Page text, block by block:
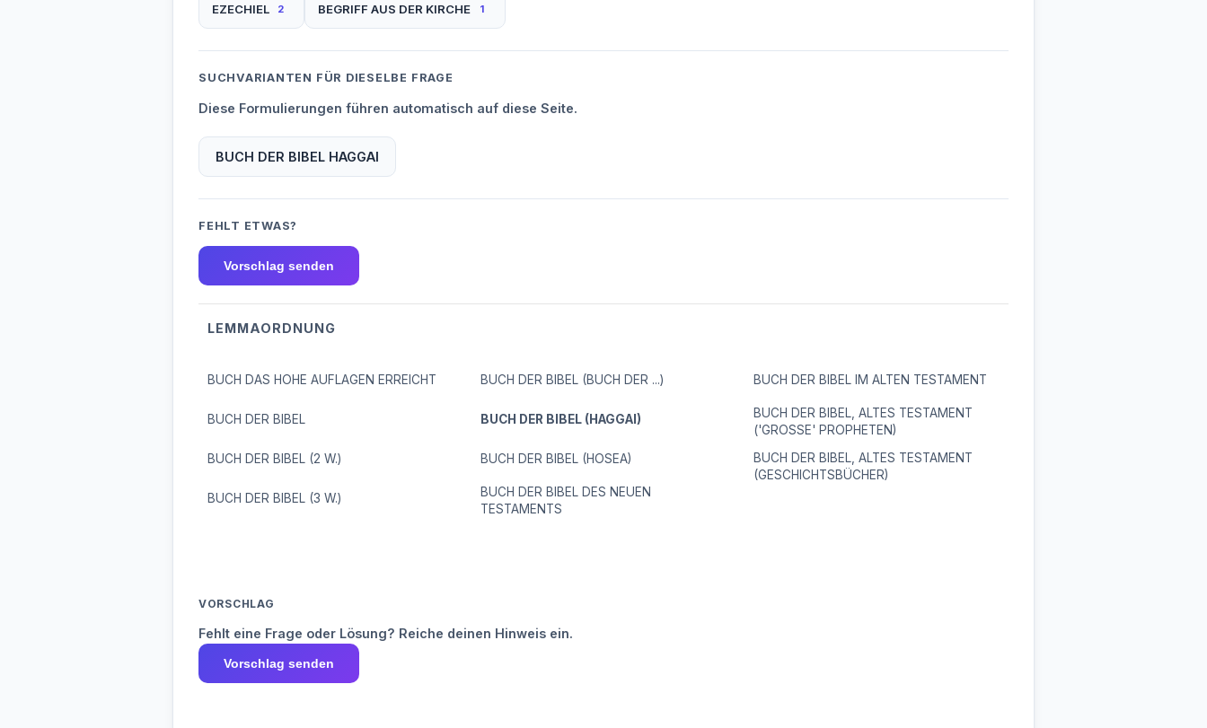
EZECHIEL 2 BEGRIFF AUS DER KIRCHE 1
SUCHVARIANTEN FÜR DIESELBE FRAGE
Diese Formulierungen führen automatisch auf diese Seite.
BUCH DER BIBEL HAGGAI
FEHLT ETWAS?
Vorschlag senden
LEMMAORDNUNG
BUCH DAS HOHE AUFLAGEN ERREICHT
BUCH DER BIBEL
BUCH DER BIBEL (2 W.)
BUCH DER BIBEL (3 W.)
BUCH DER BIBEL (BUCH DER ...)
BUCH DER BIBEL (HAGGAI)
BUCH DER BIBEL (HOSEA)
BUCH DER BIBEL DES NEUEN
TESTAMENTS
BUCH DER BIBEL IM ALTEN TESTAMENT
BUCH DER BIBEL, ALTES TESTAMENT
('GROSSE' PROPHETEN)
BUCH DER BIBEL, ALTES TESTAMENT
(GESCHICHTSBÜCHER)
VORSCHLAG
Fehlt eine Frage oder Lösung? Reiche deinen Hinweis ein.
Vorschlag senden